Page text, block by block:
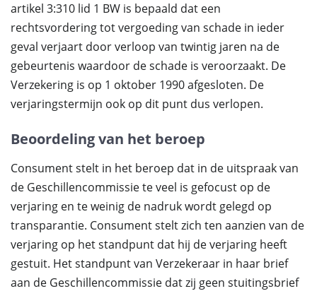
artikel 3:310 lid 1 BW is bepaald dat een
rechtsvordering tot vergoeding van schade in ieder
geval verjaart door verloop van twintig jaren na de
gebeurtenis waardoor de schade is veroorzaakt. De
Verzekering is op 1 oktober 1990 afgesloten. De
verjaringstermijn ook op dit punt dus verlopen.
Beoordeling van het beroep
Consument stelt in het beroep dat in de uitspraak van
de Geschillencommissie te veel is gefocust op de
verjaring en te weinig de nadruk wordt gelegd op
transparantie. Consument stelt zich ten aanzien van de
verjaring op het standpunt dat hij de verjaring heeft
gestuit. Het standpunt van Verzekeraar in haar brief
aan de Geschillencommissie dat zij geen stuitingsbrief